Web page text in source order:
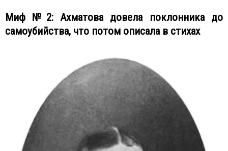
Миф №2: Ахматова довела поклонника до
самоубийства, что потом описала в стихах